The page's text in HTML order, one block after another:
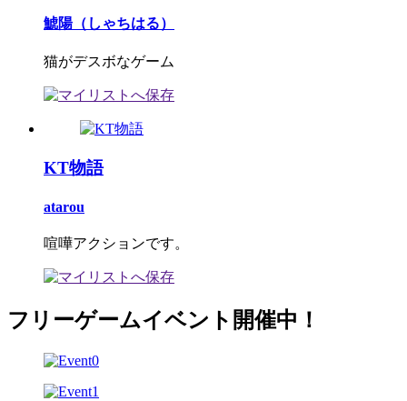
鯱陽（しゃちはる）
猫がデスボなゲーム
KT物語
atarou
喧嘩アクションです。
フリーゲームイベント開催中！